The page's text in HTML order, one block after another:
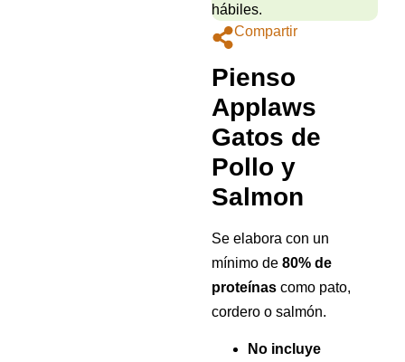
hábiles.
Compartir
Pienso
Applaws
Gatos de
Pollo y
Salmon
Se elabora con un
mínimo de 80% de
proteínascomo pato,
cordero o salmón.
No incluye